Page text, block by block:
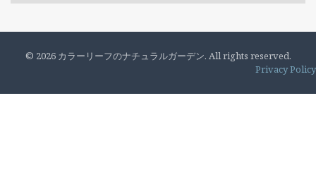
© 2026 カラーリーフのナチュラルガーデン. All rights reserved.
Privacy Policy